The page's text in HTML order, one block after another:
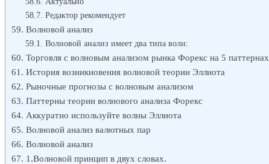
Редактор рекомендует
Волновой анализ
Волновой анализ имеет два типа волн:
Торговля с волновым анализом рынка Форекс на 5 паттернах
История возникновения волновой теории Эллиота
Рыночные прогнозы с волновым анализом
Паттерны теории волнового анализа Форекс
Аккуратно используйте волны Эллиота
Волновой анализ валютных пар
Волновой анализ
1.Волновой принцип в двух словах.